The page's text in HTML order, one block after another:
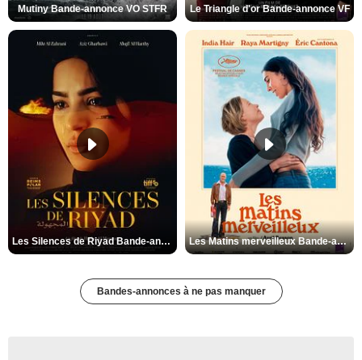
Mutiny Bande-annonce VO STFR Le Triangle d'or Bande-annonce VF
Les Silences de Riyad Bande-annonce VO STFR Les Matins merveilleux Bande-annonce VF
Bandes-annonces à ne pas manquer